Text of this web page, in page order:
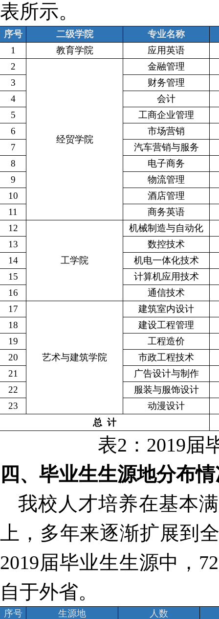
表所示。
序号 二级学院
专业名称
1
教育学院
应用英语
2
经贸学院
金融管理
3
财务管理
4
会计
5
工商企业管理
6
市场营销
7
汽车营销与服务
8
电子商务
9
物流管理
10
酒店管理
11
商务英语
12
工学院
机械制造与自动化
13
数控技术
14
机电一体化技术
15
计算机应用技术
16
通信技术
17
艺术与建筑学院
建筑室内设计
18
建设工程管理
19
工程造价
20
市政工程技术
21
广告设计与制作
22
服装与服饰设计
23
动漫设计
总 计
表2 ： 2019届
四、毕业生生源地分布
我校人才培养在基本
上，多年来逐渐扩展到
2019届毕业生生源中，
自于外省。
序号 生源地
人数